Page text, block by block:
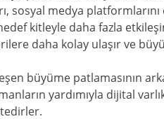
sosyal medya
kitleyle daha fazla
daha kolay ulaşır ve
büyüme patlamasının
yardımıyla dijital